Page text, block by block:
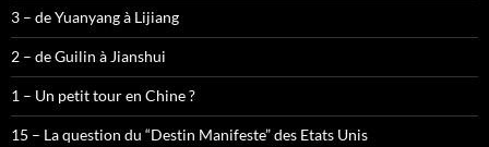
3 – de Yuanyang à Lijiang
2 – de Guilin à Jianshui
1 – Un petit tour en Chine ?
15 – La question du “Destin Manifeste” des Etats Unis